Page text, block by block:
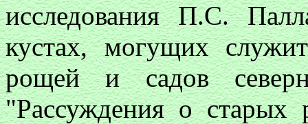
исследования П.C.
кустах, могущих
рощей и садов
"Рассуждения о